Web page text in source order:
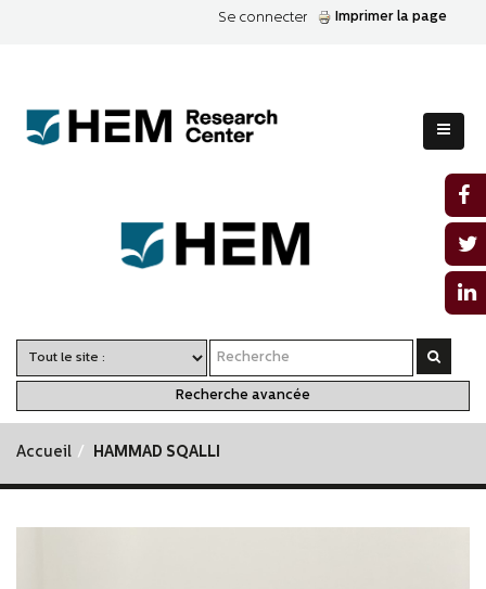
Se connecter Imprimer la page
Recherche avancée
Accueil HAMMAD SQALLI